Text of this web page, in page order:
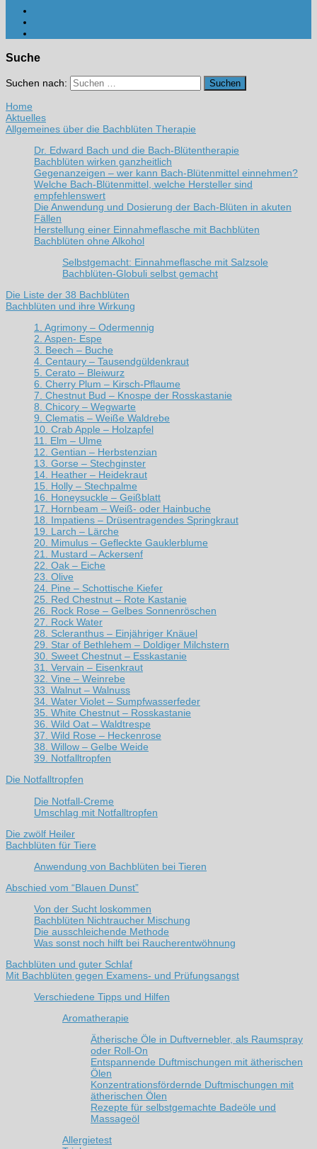
Suche
Suchen nach:
Home
Aktuelles
Allgemeines über die Bachblüten Therapie
Dr. Edward Bach und die Bach-Blütentherapie
Bachblüten wirken ganzheitlich
Gegenanzeigen – wer kann Bach-Blütenmittel einnehmen?
Welche Bach-Blütenmittel, welche Hersteller sind
empfehlenswert
Die Anwendung und Dosierung der Bach-Blüten in akuten
Fällen
Herstellung einer Einnahmeflasche mit Bachblüten
Bachblüten ohne Alkohol
Selbstgemacht: Einnahmeflasche mit Salzsole
Bachblüten-Globuli selbst gemacht
Die Liste der 38 Bachblüten
Bachblüten und ihre Wirkung
1. Agrimony – Odermennig
2. Aspen- Espe
3. Beech – Buche
4. Centaury – Tausendgüldenkraut
5. Cerato – Bleiwurz
6. Cherry Plum – Kirsch-Pflaume
7. Chestnut Bud – Knospe der Rosskastanie
8. Chicory – Wegwarte
9. Clematis – Weiße Waldrebe
10. Crab Apple – Holzapfel
11. Elm – Ulme
12. Gentian – Herbstenzian
13. Gorse – Stechginster
14. Heather – Heidekraut
15. Holly – Stechpalme
16. Honeysuckle – Geißblatt
17. Hornbeam – Weiß- oder Hainbuche
18. Impatiens – Drüsentragendes Springkraut
19. Larch – Lärche
20. Mimulus – Gefleckte Gauklerblume
21. Mustard – Ackersenf
22. Oak – Eiche
23. Olive
24. Pine – Schottische Kiefer
25. Red Chestnut – Rote Kastanie
26. Rock Rose – Gelbes Sonnenröschen
27. Rock Water
28. Scleranthus – Einjähriger Knäuel
29. Star of Bethlehem – Doldiger Milchstern
30. Sweet Chestnut – Esskastanie
31. Vervain – Eisenkraut
32. Vine – Weinrebe
33. Walnut – Walnuss
34. Water Violet – Sumpfwasserfeder
35. White Chestnut – Rosskastanie
36. Wild Oat – Waldtrespe
37. Wild Rose – Heckenrose
38. Willow – Gelbe Weide
39. Notfalltropfen
Die Notfalltropfen
Die Notfall-Creme
Umschlag mit Notfalltropfen
Die zwölf Heiler
Bachblüten für Tiere
Anwendung von Bachblüten bei Tieren
Abschied vom “Blauen Dunst”
Von der Sucht loskommen
Bachblüten Nichtraucher Mischung
Die ausschleichende Methode
Was sonst noch hilft bei Raucherentwöhnung
Bachblüten und guter Schlaf
Mit Bachblüten gegen Examens- und Prüfungsangst
Verschiedene Tipps und Hilfen
Aromatherapie
Ätherische Öle in Duftvernebler, als Raumspray
oder Roll-On
Entspannende Duftmischungen mit ätherischen
Ölen
Konzentrationsfördernde Duftmischungen mit
ätherischen Ölen
Rezepte für selbstgemachte Badeöle und
Massageöl
Allergietest